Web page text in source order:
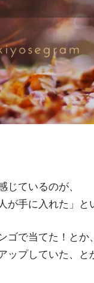
じているのが、
が手に入れた」と
ゴで当てた！とか
ップしていた、